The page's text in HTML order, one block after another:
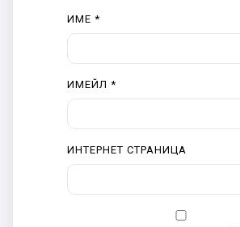
ИМЕ *
ИМЕЙЛ *
ИНТЕРНЕТ СТРАНИЦА